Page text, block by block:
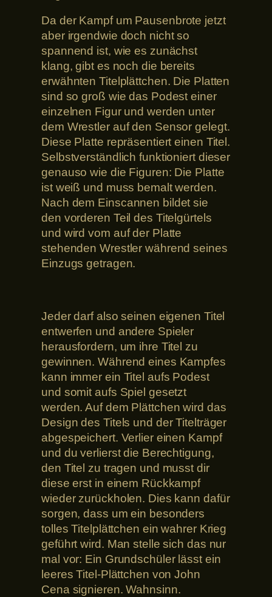
Da der Kampf um Pausenbrote jetzt
aber irgendwie doch nicht so
spannend ist, wie es zunächst
klang, gibt es noch die bereits
erwähnten Titelplättchen. Die Platten
sind so groß wie das Podest einer
einzelnen Figur und werden unter
dem Wrestler auf den Sensor gelegt.
Diese Platte repräsentiert einen Titel.
Selbstverständlich funktioniert dieser
genauso wie die Figuren: Die Platte
ist weiß und muss bemalt werden.
Nach dem Einscannen bildet sie
den vorderen Teil des Titelgürtels
und wird vom auf der Platte
stehenden Wrestler während seines
Einzugs getragen.
Jeder darf also seinen eigenen Titel
entwerfen und andere Spieler
herausfordern, um ihre Titel zu
gewinnen. Während eines Kampfes
kann immer ein Titel aufs Podest
und somit aufs Spiel gesetzt
werden. Auf dem Plättchen wird das
Design des Titels und der Titelträger
abgespeichert. Verlier einen Kampf
und du verlierst die Berechtigung,
den Titel zu tragen und musst dir
diese erst in einem Rückkampf
wieder zurückholen. Dies kann dafür
sorgen, dass um ein besonders
tolles Titelplättchen ein wahrer Krieg
geführt wird. Man stelle sich das nur
mal vor: Ein Grundschüler lässt ein
leeres Titel-Plättchen von John
Cena signieren. Wahnsinn.